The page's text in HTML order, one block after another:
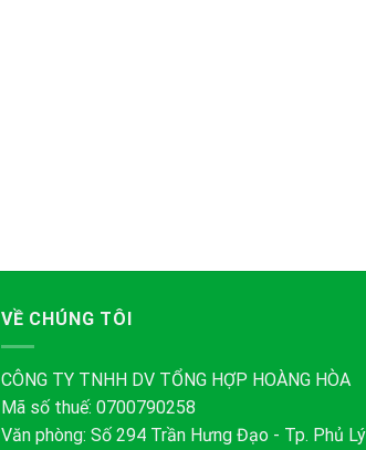
VỀ CHÚNG TÔI
CÔNG TY TNHH DV TỔNG HỢP HOÀNG HÒA
Mã số thuế: 0700790258
Văn phòng: Số 294 Trần Hưng Đạo - Tp. Phủ Lý